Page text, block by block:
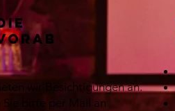
wir Besichtigungen an.
Sie bitte per Mail an